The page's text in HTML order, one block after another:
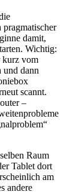
damit,
Wichtig:
kurz vom
und dann
scannt.
–
Raum
Tablet dort
am
andere